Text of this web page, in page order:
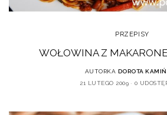
PRZEPISY
WOŁOWINA Z
AUTORKA DOROTA
21 LUTEGO 2009
0